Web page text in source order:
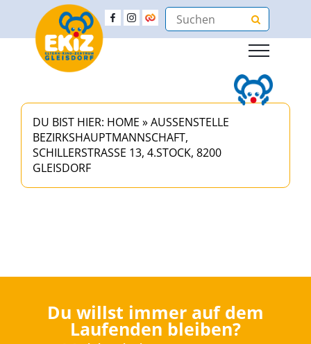
DU BIST HIER: HOME »AUSSENSTELLE B
EZIRKSHAUPTMANNSCHAFT, S
CHILLERSTRASSE 13, 4.STOCK, 8200 GL
EISDORF
Du willst immer auf dem
Laufenden bleiben?